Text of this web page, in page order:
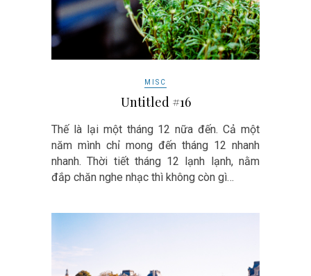
MISC
Untitled #16
Thế là lại một tháng 12 nữa đến. Cả một
năm mình chỉ mong đến tháng 12 nhanh
nhanh. Thời tiết tháng 12 lạnh lạnh, nằm
đắp chăn nghe nhạc thì không còn gì…